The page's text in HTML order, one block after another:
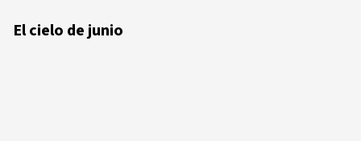
El cielo de junio